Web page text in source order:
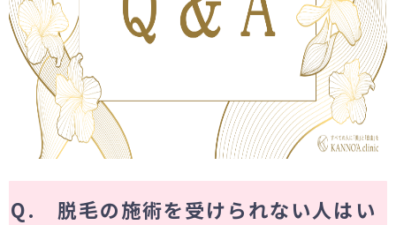
- CO2（炭酸ガス）レーザー
- ジュベルック(Juvelook)
- ボツリヌストキシン注射
- ケミカルピーリング
- マッサージピール
- ダーマペン4
- レーザーフェイシャル・レ
Q. 脱毛の施術を受けられない人はい